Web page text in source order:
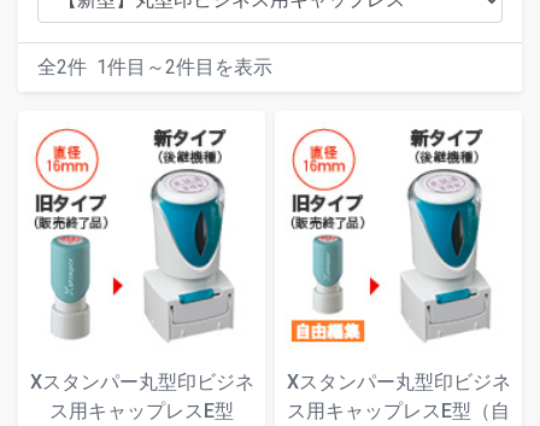
全2件 1件目～2件目を表示
Xスタンパー丸型印ビジネ
ス用キャップレスE型
Xスタンパー丸型印ビジネ
ス用キャップレスE型（自